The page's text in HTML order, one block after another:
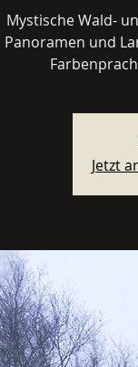
Mystische Wald-
Panoramen und
Jetzt